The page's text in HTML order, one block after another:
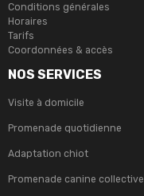
Conditions générales
Horaires
Tarifs
Coordonnées & accès
NOS SERVICES
Visite à domicile
Promenade quotidienne
Adaptation chiot
Promenade canine collective